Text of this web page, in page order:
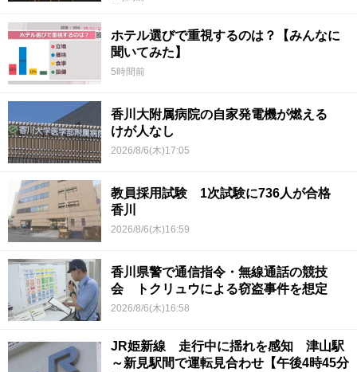
ホテル選びで重視するのは？【みんなに
聞いてみた】
5時間前
香川大附属病院の自家発電機が燃える
けが人なし
2026/8/6(木)17:05
教員採用試験 1次試験に736人が合格
香川
2026/8/6(木)16:59
香川県警で通信指令・無線通話の競技
会 トクリュウによる窃盗事件を想定
2026/8/6(木)16:58
JR姫新線 走行中に揺れを感知 津山駅
～新見駅間で運転見合わせ【午後4時45分